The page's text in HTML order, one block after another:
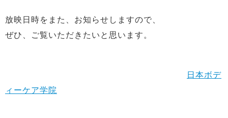
放映日時をまた、お知らせしますので、
ぜひ、ご覧いただきたいと思います。
日本ボデ
ィーケア学院